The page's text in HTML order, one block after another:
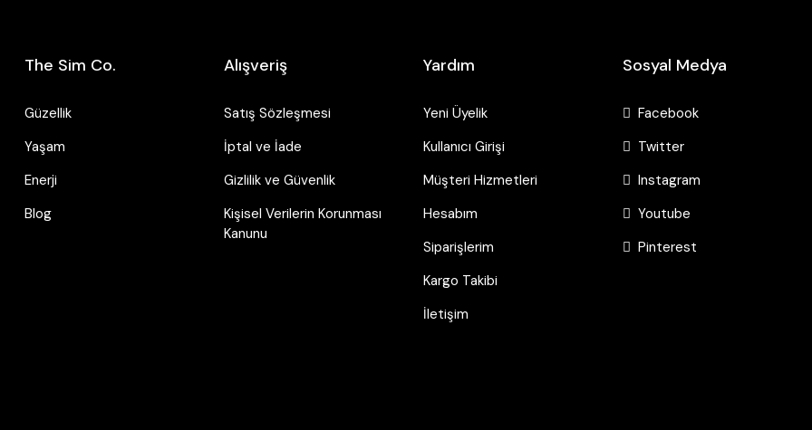
The Sim Co.
Güzellik
Yaşam
Enerji
Blog
Alışveriş
Satış Sözleşmesi
İptal ve İade
Gizlilik ve Güvenlik
Kişisel Verilerin Korunması
Kanunu
Yardım
Yeni Üyelik
Kullanıcı Girişi
Müşteri Hizmetleri
Hesabım
Siparişlerim
Kargo Takibi
İletişim
Sosyal Medya
Facebook
Twitter
Instagram
Youtube
Pinterest